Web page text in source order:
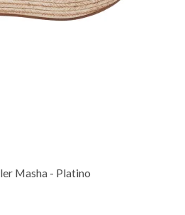
Masha - Platino